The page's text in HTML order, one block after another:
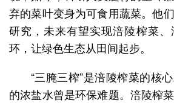
弃的菜叶变身为可食用蔬菜。他
研究，未来有望实现涪陵榨菜
环，让绿色生态从田间起步。
“三腌三榨”是涪陵榨菜的核
的浓盐水曾是环保难题。涪陵榨